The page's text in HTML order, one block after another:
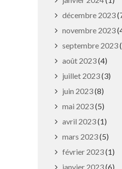
décembre 2023
novembre 2023
septembre 2023
août 2023(4)
juillet 2023(3)
juin 2023(8)
mai 2023(5)
avril 2023(1)
mars 2023(5)
février 2023(1)
janvier 2023(6)
Horaires